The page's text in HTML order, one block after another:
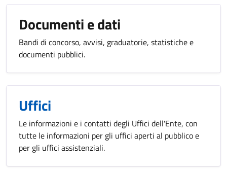
Documenti e dati
Bandi di concorso, avvisi, graduatorie, statistiche e
documenti pubblici.
Uffici
Le informazioni e i contatti degli Uffici dell'Ente, con
tutte le informazioni per gli uffici aperti al pubblico e
per gli uffici assistenziali.